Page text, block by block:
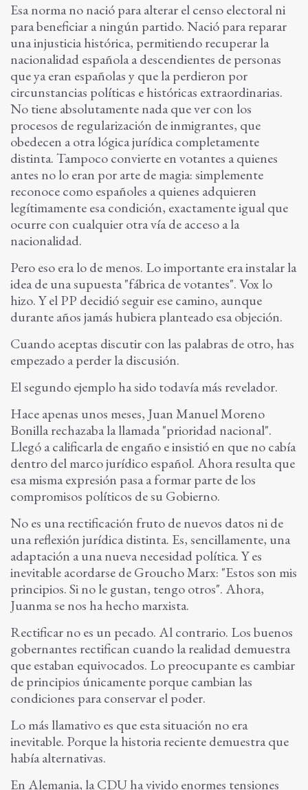
Esa norma no nació para alterar el censo electoral ni
para beneficiar a ningún partido. Nació para reparar
una injusticia histórica, permitiendo recuperar la
nacionalidad española a descendientes de personas
que ya eran españolas y que la perdieron por
circunstancias políticas e históricas extraordinarias.
No tiene absolutamente nada que ver con los
procesos de regularización de inmigrantes, que
obedecen a otra lógica jurídica completamente
distinta. Tampoco convierte en votantes a quienes
antes no lo eran por arte de magia: simplemente
reconoce como españoles a quienes adquieren
legítimamente esa condición, exactamente igual que
ocurre con cualquier otra vía de acceso a la
nacionalidad.
Pero eso era lo de menos. Lo importante era instalar la
idea de una supuesta "fábrica de votantes". Vox lo
hizo. Y el PP decidió seguir ese camino, aunque
durante años jamás hubiera planteado esa objeción.
Cuando aceptas discutir con las palabras de otro, has
empezado a perder la discusión.
El segundo ejemplo ha sido todavía más revelador.
Hace apenas unos meses, Juan Manuel Moreno
Bonilla rechazaba la llamada "prioridad nacional".
Llegó a calificarla de engaño e insistió en que no cabía
dentro del marco jurídico español. Ahora resulta que
esa misma expresión pasa a formar parte de los
compromisos políticos de su Gobierno.
No es una rectificación fruto de nuevos datos ni de
una reflexión jurídica distinta. Es, sencillamente, una
adaptación a una nueva necesidad política. Y es
inevitable acordarse de Groucho Marx: "Estos son mis
principios. Si no le gustan, tengo otros". Ahora,
Juanma se nos ha hecho marxista.
Rectificar no es un pecado. Al contrario. Los buenos
gobernantes rectifican cuando la realidad demuestra
que estaban equivocados. Lo preocupante es cambiar
de principios únicamente porque cambian las
condiciones para conservar el poder.
Lo más llamativo es que esta situación no era
inevitable. Porque la historia reciente demuestra que
había alternativas.
En Alemania, la CDU ha vivido enormes tensiones